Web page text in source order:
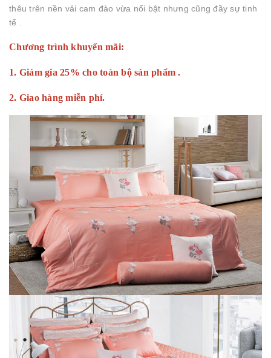
thêu trên nền vải cam đào vừa nổi bật nhưng cũng đầy sự tinh
tế .
Chương trình khuyến mãi:
1. Giảm gia 25% cho toàn bộ sản phẩm .
2. Giao hàng miễn phí.